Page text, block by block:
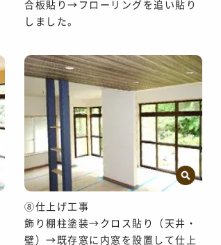
合板貼り→フローリングを追い貼り
しました。
⑧仕上げ工事
飾り棚柱塗装→クロス貼り（天井・
壁）→既存窓に内窓を設置して仕上